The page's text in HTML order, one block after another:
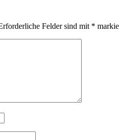
Felder sind mit *